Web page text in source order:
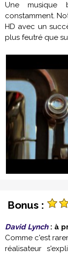
Une musique
constamment.
HD avec un
plus feutré que
Bonus :
David Lynch: à
Comme c'est
réalisateur